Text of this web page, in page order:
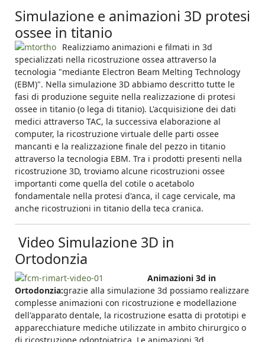
Simulazione e animazioni 3D protesi
ossee in titanio
Realizziamo animazioni e filmati in 3d
specializzati nella ricostruzione ossea attraverso la
tecnologia "mediante Electron Beam Melting Technology
(EBM)". Nella simulazione 3D abbiamo descritto tutte le
fasi di produzione seguite nella realizzazione di protesi
ossee in titanio (o lega di titanio). L'acquisizione dei dati
medici attraverso TAC, la successiva elaborazione al
computer, la ricostruzione virtuale delle parti ossee
mancanti e la realizzazione finale del pezzo in titanio
attraverso la tecnologia EBM. Tra i prodotti presenti nella
ricostruzione 3D, troviamo alcune ricostruzioni ossee
importanti come quella del cotile o acetabolo
fondamentale nella protesi d'anca, il cage cervicale, ma
anche ricostruzioni in titanio della teca cranica.
Video Simulazione 3D in
Ortodonzia
Animazioni 3d in
Ortodonzia:grazie alla simulazione 3d possiamo realizzare
complesse animazioni con ricostruzione e modellazione
dell'apparato dentale, la ricostruzione esatta di prototipi e
apparecchiature mediche utilizzate in ambito chirurgico o